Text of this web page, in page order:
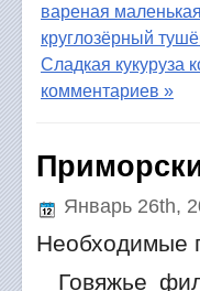
вареная маленькая
круглозёрный
Сладкая кукуруза
комментариев »
Январь 26th,
Необходимые
Говяжье